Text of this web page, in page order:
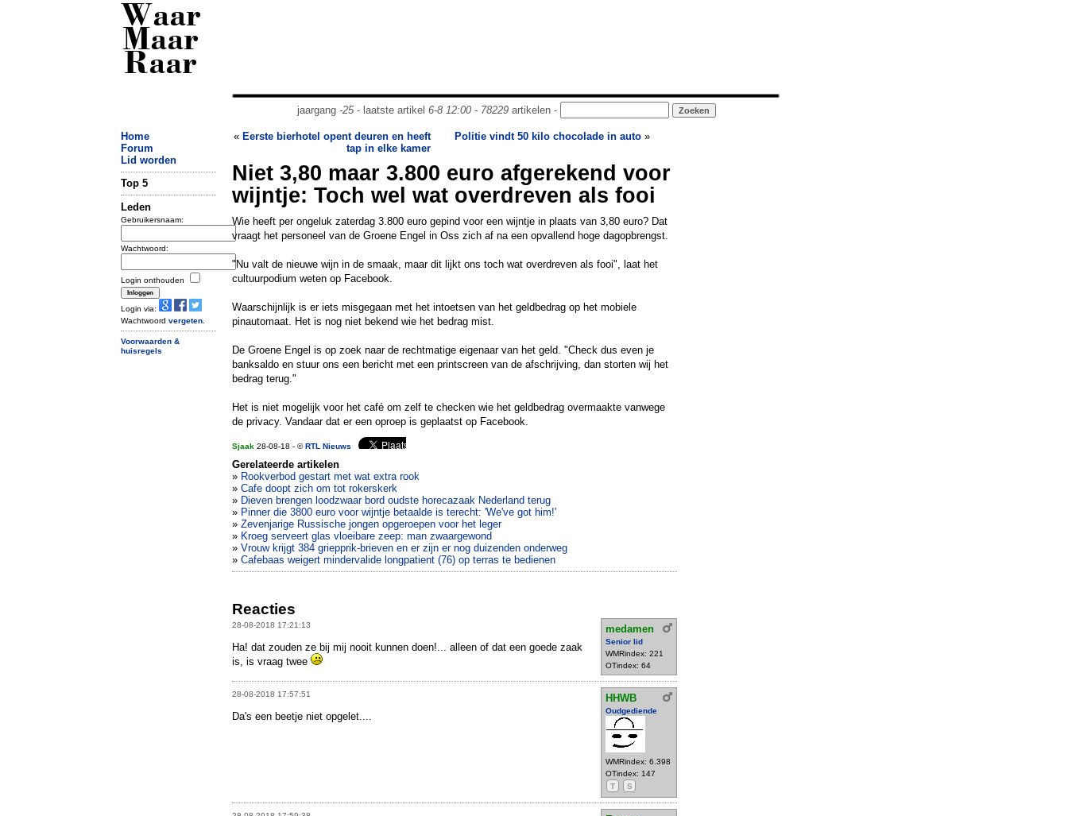
Waar
Maar
Raar
jaargang -25- laatste artikel 6-8 12:00- 78229artikelen -
Home
Forum
Lid worden
Top 5
Leden
Gebruikersnaam:
Wachtwoord:
Login onthouden
Login via:
Wachtwoord vergeten
Voorwaarden &
huisregels
« Eerste bierhotel opent deuren en heeft
tap in elke kamer
Politie vindt 50 kilo chocolade in auto »
Niet 3,80 maar 3.800 euro afgerekend voor
wijntje: Toch wel wat overdreven als fooi
Wie heeft per ongeluk zaterdag 3.800 euro gepind voor een wijntje in plaats van 3,80 euro? Dat
vraagt het personeel van de Groene Engel in Oss zich af na een opvallend hoge dagopbrengst.
"Nu valt de nieuwe wijn in de smaak, maar dit lijkt ons toch wat overdreven als fooi", laat het
cultuurpodium weten op Facebook.
Waarschijnlijk is er iets misgegaan met het intoetsen van het geldbedrag op het mobiele
pinautomaat. Het is nog niet bekend wie het bedrag mist.
De Groene Engel is op zoek naar de rechtmatige eigenaar van het geld. "Check dus even je
banksaldo en stuur ons een bericht met een printscreen van de afschrijving, dan storten wij het
bedrag terug."
Het is niet mogelijk voor het café om zelf te checken wie het geldbedrag overmaakte vanwege
de privacy. Vandaar dat er een oproep is geplaatst op Facebook.
Sjaak 28-08-18 - ©RTL Nieuws
Gerelateerde artikelen
» Rookverbod gestart met wat extra rook
» Cafe doopt zich om tot rokerskerk
» Dieven brengen loodzwaar bord oudste horecazaak Nederland terug
» Pinner die 3800 euro voor wijntje betaalde is terecht: 'We've got him!'
» Zevenjarige Russische jongen opgeroepen voor het leger
» Kroeg serveert glas vloeibare zeep: man zwaargewond
» Vrouw krijgt 384 griepprik-brieven en er zijn er nog duizenden onderweg
» Cafebaas weigert mindervalide longpatient (76) op terras te bedienen
Reacties
28-08-2018 17:21:13 medamen
Senior lid
WMRindex: 221
OTindex: 64
Ha! dat zouden ze bij mij nooit kunnen doen!... alleen of dat een goede zaak
is, is vraag twee
28-08-2018 17:57:51 HHWB
Oudgediende
WMRindex: 6.398
OTindex: 147
T
S
Da's een beetje niet opgelet....